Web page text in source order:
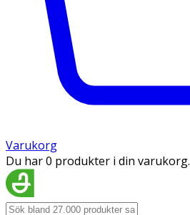
Varukorg
Du har 0 produkter i din varukorg.